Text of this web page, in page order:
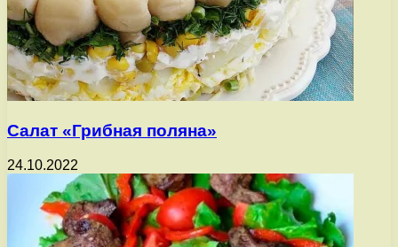
Салат «Грибная поляна»
24.10.2022